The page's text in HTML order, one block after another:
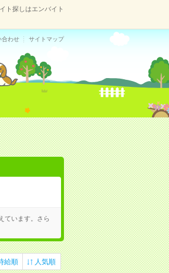
ト探しはエンバイト
合わせ サイトマップ
ています。さら
給順 人気順